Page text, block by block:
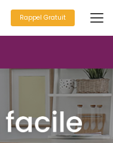
Rappel Gratuit